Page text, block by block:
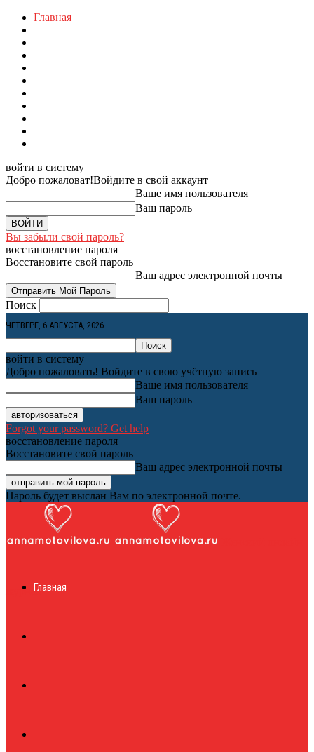
Главная
войти в систему
Добро пожаловат!Войдите в свой аккаунт
Ваше имя пользователя
Ваш пароль
Вы забыли свой пароль?
восстановление пароля
Восстановите свой пароль
Ваш адрес электронной почты
Поиск
ЧЕТВЕРГ, 6 АВГУСТА, 2026
войти в систему
Добро пожаловать! Войдите в свою учётную запись
Ваше имя пользователя
Ваш пароль
Forgot your password? Get help
восстановление пароля
Восстановите свой пароль
Ваш адрес электронной почты
Пароль будет выслан Вам по электронной почте.
журналГлавная